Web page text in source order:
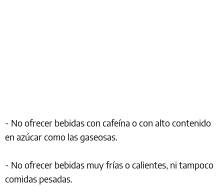
- No ofrecer bebidas con cafeína o con alto contenido
en azúcar como las gaseosas.
- No ofrecer bebidas muy frías o calientes, ni tampoco
comidas pesadas.